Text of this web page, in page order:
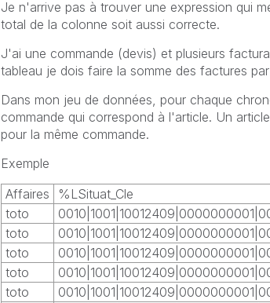
Je n'arrive pas à trouver une expression qui
total de la colonne soit aussi correcte.
J'ai une commande (devis) et plusieurs
tableau je dois faire la somme des factures
Dans mon jeu de données, pour chaque
commande qui correspond à l'article. Un
pour la même commande.
Exemple
Affaires
%LSituat_Cle
toto
toto
toto
toto
toto